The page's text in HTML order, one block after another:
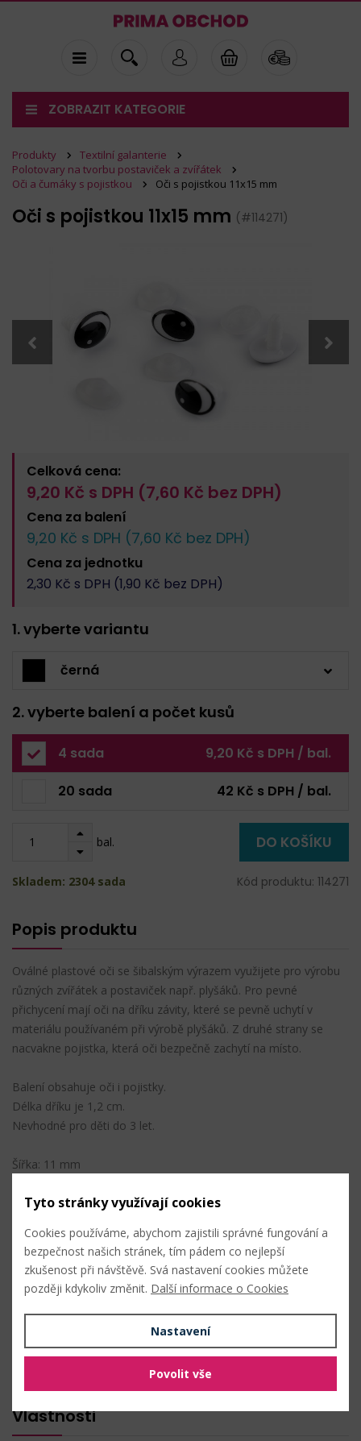
ZOBRAZIT KATEGORIE
Produkty
Textilní galanterie
Polotovary na tvorbu postaviček a zvířátek
Oči a čumáky s pojistkou
Oči s pojistkou 11x15 mm
Oči s pojistkou 11x15 mm (#114271)
Celková cena:
9,20 Kč s DPH (7,60 Kč bez DPH)
Cena za balení
9,20 Kč s DPH (7,60 Kč bez DPH)
Cena za jednotku
2,30 Kč s DPH (1,90 Kč bez DPH)
1. vyberte variantu
černá
2. vyberte balení a počet kusů
4 sada 9,20 Kč s DPH / bal.
20 sada 42 Kč s DPH / bal.
bal. DO KOŠÍKU
Skladem: 2304 sada Kód produktu: 114271
Popis produktu
Oválné plastové oči se šibalským výrazem využijete pro výrobu
různých zvířátek a postaviček např. plyšáků. Pro pevné
přichycení mají oči na dříku závity, které se pevně uchytí v
materiálu používaném při výrobě plyšáků. Z druhé strany se
nacvakne pojistka, která oči bezpečně zachytí na místo.
Balení obsahuje oči i pojistky.
Délka dříku je 1,2 cm.
Nevhodné pro děti do 3 let.
Šířka: 11 mm
Tloušťka: 4 mm
Složení: plast
PŘIDAT DO OBLÍBENÝCH
Vlastnosti
Tyto stránky využívají cookies
Cookies používáme, abychom zajistili správné fungování a
bezpečnost našich stránek, tím pádem co nejlepší
zkušenost při návštěvě. Svá nastavení cookies můžete
později kdykoliv změnit. Další informace o Cookies
Nastavení
Povolit vše